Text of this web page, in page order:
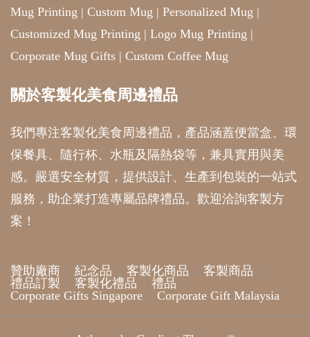
Mug Printing | Custom Mug | Personalized Mug |
Customized Mug Printing | Logo Mug Printing |
Corporate Mug Gifts | Custom Coffee Mug
關於客製化美食周邊禮品
我們專注客製化美食周邊禮品，產品涵蓋便當盒、環
保餐具、隨行杯、水瓶及隔熱袋等，兼具實用與美
感。嚴選安全材質，提供設計、生產到包裝的一站式
服務，助企業打造專屬品牌禮品。歡迎洽詢客製方
案！
贊助廠商 紀念品 客製化商品
客製商品
禮品訂製
客製化禮品
禮品
Corporate Gifts Singapore
Corporate Gift Malaysia